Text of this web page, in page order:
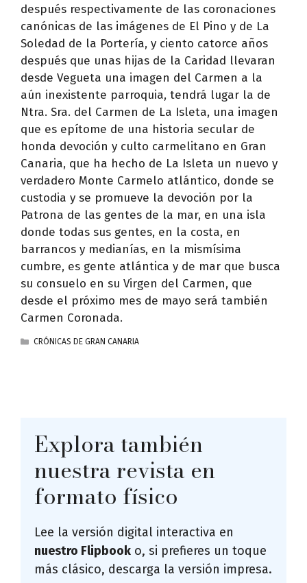
después respectivamente de las coronaciones
canónicas de las imágenes de El Pino y de La
Soledad de la Portería, y ciento catorce años
después que unas hijas de la Caridad llevaran
desde Vegueta una imagen del Carmen a la
aún inexistente parroquia, tendrá lugar la de
Ntra. Sra. del Carmen de La Isleta, una imagen
que es epítome de una historia secular de
honda devoción y culto carmelitano en Gran
Canaria, que ha hecho de La Isleta un nuevo y
verdadero Monte Carmelo atlántico, donde se
custodia y se promueve la devoción por la
Patrona de las gentes de la mar, en una isla
donde todas sus gentes, en la costa, en
barrancos y medianías, en la mismísima
cumbre, es gente atlántica y de mar que busca
su consuelo en su Virgen del Carmen, que
desde el próximo mes de mayo será también
Carmen Coronada.
CATEGORÍAS
CRÓNICAS DE GRAN CANARIA
Explora también
nuestra revista en
formato físico
Lee la versión digital interactiva en
nuestro Flipbook o, si prefieres un toque
más clásico, descarga la versión impresa.